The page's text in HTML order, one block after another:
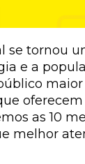
tornou
e a
oferecem
as 10
melhor